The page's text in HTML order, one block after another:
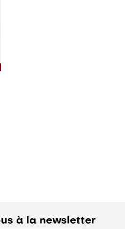
à la newsletter